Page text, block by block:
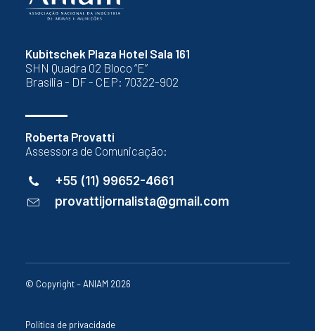
Kubitschek Plaza Hotel Sala 161
SHN Quadra 02 Bloco “E”
Brasília - DF - CEP: 70322-902
Roberta Provatti
Assessora de Comunicação:
+55 (11) 99652-4661
provattijornalista@gmail.com
© Copyright – ANIAM 2026
Política de privacidade